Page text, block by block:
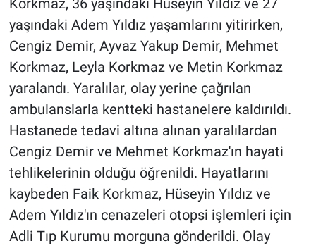
Korkmaz, 36 yaşındaki Hüseyin Yıldız ve 27
yaşındaki Adem Yıldız yaşamlarını yitirirken,
Cengiz Demir, Ayvaz Yakup Demir, Mehmet
Korkmaz, Leyla Korkmaz ve Metin Korkmaz
yaralandı. Yaralılar, olay yerine çağrılan
ambulanslarla kentteki hastanelere kaldırıldı.
Hastanede tedavi altına alınan yaralılardan
Cengiz Demir ve Mehmet Korkmaz'ın hayati
tehlikelerinin olduğu öğrenildi. Hayatlarını
kaybeden Faik Korkmaz, Hüseyin Yıldız ve
Adem Yıldız'ın cenazeleri otopsi işlemleri için
Adli Tıp Kurumu morguna gönderildi. Olay